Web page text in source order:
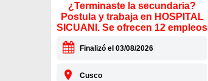
¿Terminaste la secundaria?
Postula y trabaja en HOSPITAL
SICUANI. Se ofrecen 12 empleos
Finalizó el 03/08/2026
Cusco